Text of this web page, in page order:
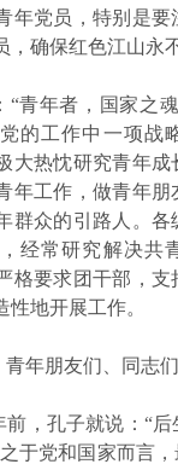
年党员，特别是要
，确保红色江山永
“青年者，国家之
的工作中一项战
大热忱研究青年成
年工作，做青年朋
群众的引路人。各
经常研究解决共
格要求团干部，支
地开展工作。
年朋友们、同志们
，孔子就说： “后
于党和国家而言